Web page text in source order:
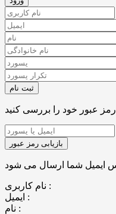
نام کاربری :
ایمیل :
نام :